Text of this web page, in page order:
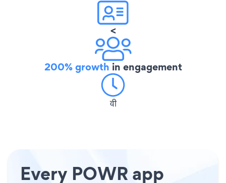
<
200% growth in engagement
वी
Every POWR app